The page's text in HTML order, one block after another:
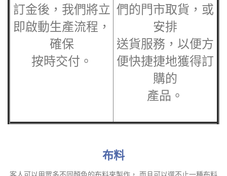
訂金後，我們將立
即啟動生產流程，
確保
按時交付。
們的門市取貨，或
安排
送貨服務，以便方
便快捷捷地獲得訂
購的
產品。
布料